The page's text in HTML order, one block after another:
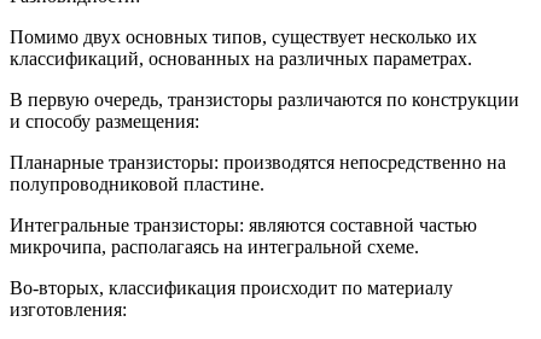
Помимо двух основных типов, существует несколько их
классификаций, основанных на различных параметрах.
В первую очередь, транзисторы различаются по конструкции
и способу размещения:
Планарные транзисторы: производятся непосредственно на
полупроводниковой пластине.
Интегральные транзисторы: являются составной частью
микрочипа, располагаясь на интегральной схеме.
Во-вторых, классификация происходит по материалу
изготовления: